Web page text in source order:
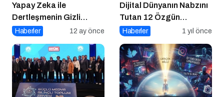
Yapay Zeka ile
Dertleşmenin Gizli
Tehlikeleri
Haberler 12 ay önce
Dijital Dünyanın Nabzını
Tutan 12 Özgün
Platform
Haberler 1 yıl önce